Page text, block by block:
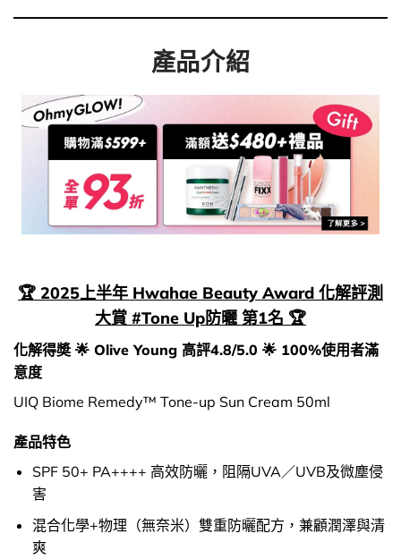
產品介紹
🏆 2025上半年 Hwahae Beauty Award 化解評測
大賞 #Tone Up防曬 第1名 🏆
化解得奬 🌟 Olive Young 高評4.8/5.0 🌟 100%使用者滿
意度
UIQ Biome Remedy™ Tone-up Sun Cream 50ml
產品特色
SPF 50+ PA++++ 高效防曬，阻隔UVA／UVB及微塵侵
害
混合化學+物理（無奈米）雙重防曬配方，兼顧潤澤與清
爽